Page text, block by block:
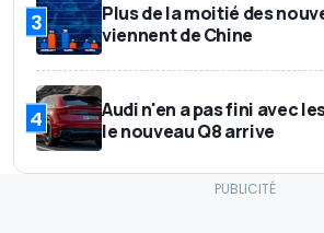
3
Plus de la moitié des
viennent de Chine
4
Audi n'en a pas fini avec
le nouveau Q8 arrive